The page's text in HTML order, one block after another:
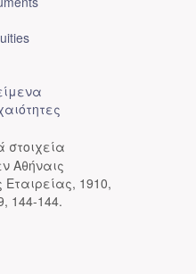
στοιχεία
Αθήναις
Εταιρείας, 1910,
144-144.